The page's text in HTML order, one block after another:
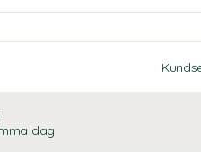
dag